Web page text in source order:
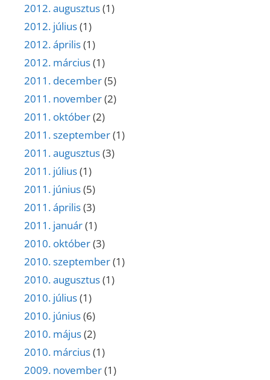
2012. augusztus(1)
2012. július(1)
2012. április(1)
2012. március(1)
2011. december(5)
2011. november(2)
2011. október(2)
2011. szeptember(1)
2011. augusztus(3)
2011. július(1)
2011. június(5)
2011. április(3)
2011. január(1)
2010. október(3)
2010. szeptember(1)
2010. augusztus(1)
2010. július(1)
2010. június(6)
2010. május(2)
2010. március(1)
2009. november(1)